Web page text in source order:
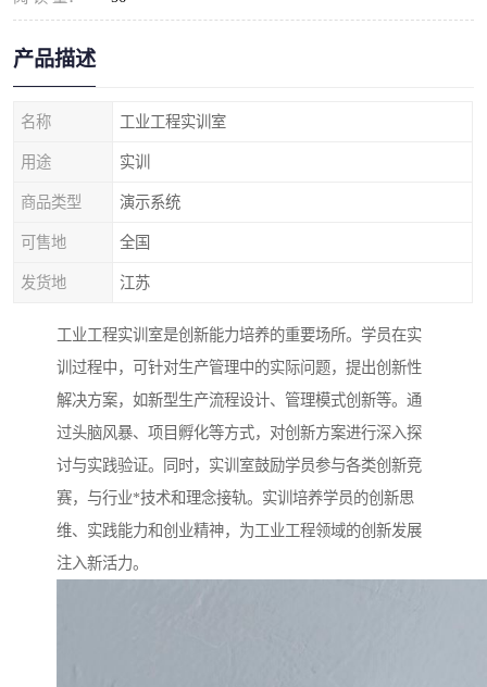
产品描述
名称 工业工程实训室
用途 实训
商品类型 演示系统
可售地 全国
发货地 江苏
工业工程实训室是创新能力培养的重要场所。学员在实
训过程中，可针对生产管理中的实际问题，提出创新性
解决方案，如新型生产流程设计、管理模式创新等。通
过头脑风暴、项目孵化等方式，对创新方案进行深入探
讨与实践验证。同时，实训室鼓励学员参与各类创新竞
赛，与行业*技术和理念接轨。实训培养学员的创新思
维、实践能力和创业精神，为工业工程领域的创新发展
注入新活力。​